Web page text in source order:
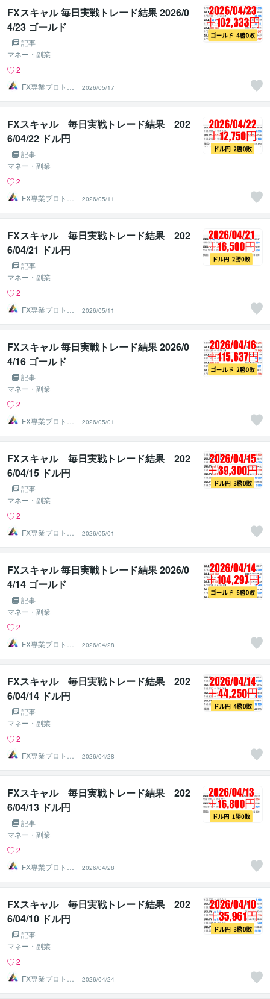
FXスキャル 毎日実戦トレード結果 2026/0
4/23 ゴールド
記事
マネー・副業
2
FX専業プロトレ
ーダーのAチーム
2026/05/17
FXスキャル 毎日実戦トレード結果 202
6/04/22 ドル円
記事
マネー・副業
2
FX専業プロトレ
ーダーのAチーム
2026/05/11
FXスキャル 毎日実戦トレード結果 202
6/04/21 ドル円
記事
マネー・副業
2
FX専業プロトレ
ーダーのAチーム
2026/05/11
FXスキャル 毎日実戦トレード結果 2026/0
4/16 ゴールド
記事
マネー・副業
2
FX専業プロトレ
ーダーのAチーム
2026/05/01
FXスキャル 毎日実戦トレード結果 202
6/04/15 ドル円
記事
マネー・副業
2
FX専業プロトレ
ーダーのAチーム
2026/05/01
FXスキャル 毎日実戦トレード結果 2026/0
4/14 ゴールド
記事
マネー・副業
2
FX専業プロトレ
ーダーのAチーム
2026/04/28
FXスキャル 毎日実戦トレード結果 202
6/04/14 ドル円
記事
マネー・副業
2
FX専業プロトレ
ーダーのAチーム
2026/04/28
FXスキャル 毎日実戦トレード結果 202
6/04/13 ドル円
記事
マネー・副業
2
FX専業プロトレ
ーダーのAチーム
2026/04/28
FXスキャル 毎日実戦トレード結果 202
6/04/10 ドル円
記事
マネー・副業
2
FX専業プロトレ
ーダーのAチーム
2026/04/24